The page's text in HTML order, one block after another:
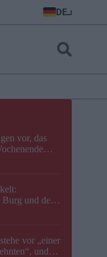
DE
vor, das
Burg und der
vor „einer
und